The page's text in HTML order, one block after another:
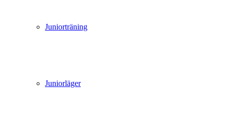
Juniorträning
Juniorläger